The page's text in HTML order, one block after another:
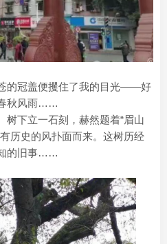
的冠盖便攫住了我的目光——好
秋风雨……
树下立一石刻，赫然题着“眉山
历史的风扑面而来。这树历经
的旧事……